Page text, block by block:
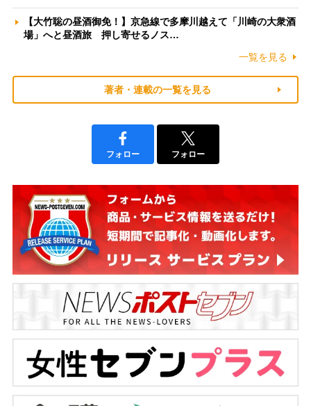
【大竹聡の昼酒御免！】京急線で多摩川越えて「川崎の大衆酒
場」へと昼酒旅 押し寄せるノス…
一覧を見る
著者・連載の一覧を見る
フォロー フォロー